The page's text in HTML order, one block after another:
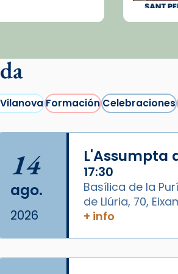
FormaciónCelebraciones
14
ago.
2026
L'Assumpta
17:30
Basílica de la
de Llúria, 70,
+ info